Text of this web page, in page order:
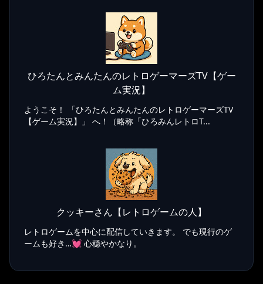
ひろたんとみんたんのレトロゲーマーズTV【ゲー
ム実況】
ようこそ！ 「ひろたんとみんたんのレトロゲーマーズTV
【ゲーム実況】」 へ！（略称「ひろみんレトロT...
クッキーさん【レトロゲームの人】
レトロゲームを中心に配信していきます。 でも現行のゲ
ームも好き…💓 心穏やかなり。